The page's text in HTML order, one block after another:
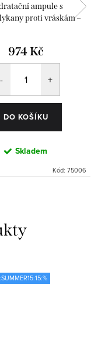
ampule s
proti vráskám –
974 Kč
DO KOŠÍKU
Skladem
Kód: 75006